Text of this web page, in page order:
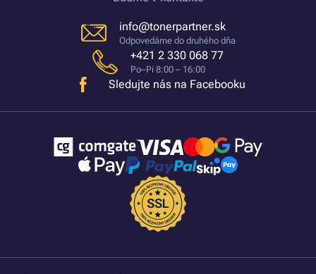
info@tonerpartner.sk
Odpovedáme do druhého dňa
+421 2 330 068 77
Po–Pi 8:00 – 16:00
Sledujte nás na Facebooku